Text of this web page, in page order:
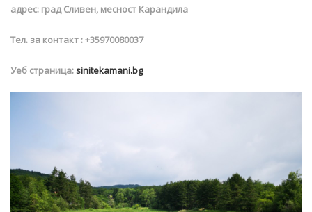
адрес: град Сливен, месност Карандила
Тел. за контакт : +35970080037
Уеб страница:sinitekamani.bg